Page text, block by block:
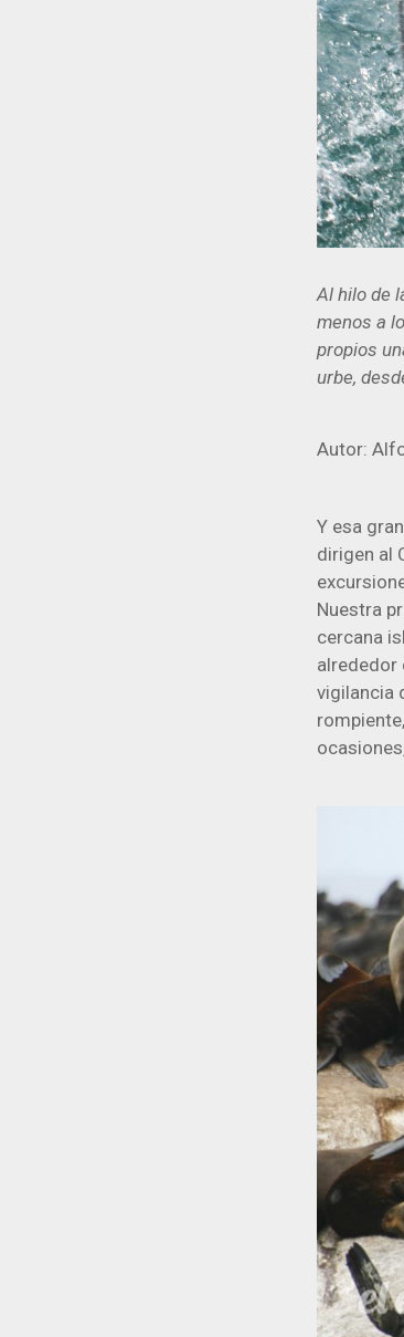
Al hilo de
menos a
propios
urbe,
Autor:
Y esa
dirigen al
Nuestra
cercana
alrededor
vigilancia